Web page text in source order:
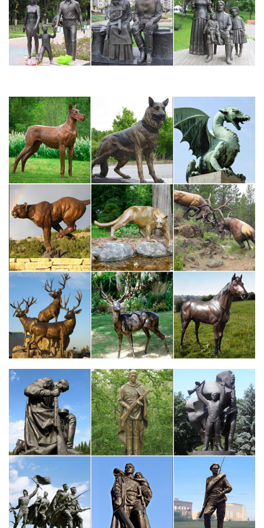
Статуэтки для интерьера: декоративные… | Obustroeno.Com
Статуэтки для интерьера как завершающий штрих дизайна.
Содержание.приятный внешний вид; экологичность;
приемлемая ценаСтатуэтка в виде аиста символизирует
материнское счастье, поэтому в доме с таким элементом
Символ 2018 года – собака. Архив новостей. –> Фигурки,
статуэтки собак. Смешные, шустрые, умные, популярные и не
очень, но всегда преданные собаки всегда сопровождали
человека.Точно передана собака великолепного вида со
спокойным достоинством.
Значение статуэток животных фен-шуй в квартире + фото
Интерьер и дизайн.Согласно этому учению некоторые
символы способны повлиять не только на восприятие
человека, но и помочь ему достигнуть желаемых целей в
жизни.Статуэтка в виде слона принесёт обитателям дома
мудрость и подарит нескончаемый поток…
Статуэтки собак цены от 78.00 руб. Статуэтки собак купить…
Статуэтки собак, более 1212 моделей в каталоге. Статуэтки
собак в Москве с быстрой доставкой по России, фото,
характеристики товара.Фигурка декоративная Собака, H7.5 см,
4 в. (без инд.упаковки).
Фигурки Собак 2018.Магазин Смешных… | 50podarkov.ru
Фигурки Собак 2018.Магазин денежных собак.Сьтатуэтки
собак.Купить статуэтку собаки де20шево 18 в
Москве.Собачки(светло-желтые,денежные,фигурки,мягкие как
игрушки,VIP-статуэтки,)-Подарки-Собаки 2018 года-Москве.
Скульптура, статуэтки | Каталог
Коллекция включает в себя фигурки домашних и диких
животных, различных пород собак и видов птиц, экзотических
зверей, обитающих в Заполярье и в знойнойСкульптура,
статуэтки. Подбор изделия по параметрам. Цена в интернет-
магазине. от: до
Виды скульптуры. Скульптура как вид изобразительного…